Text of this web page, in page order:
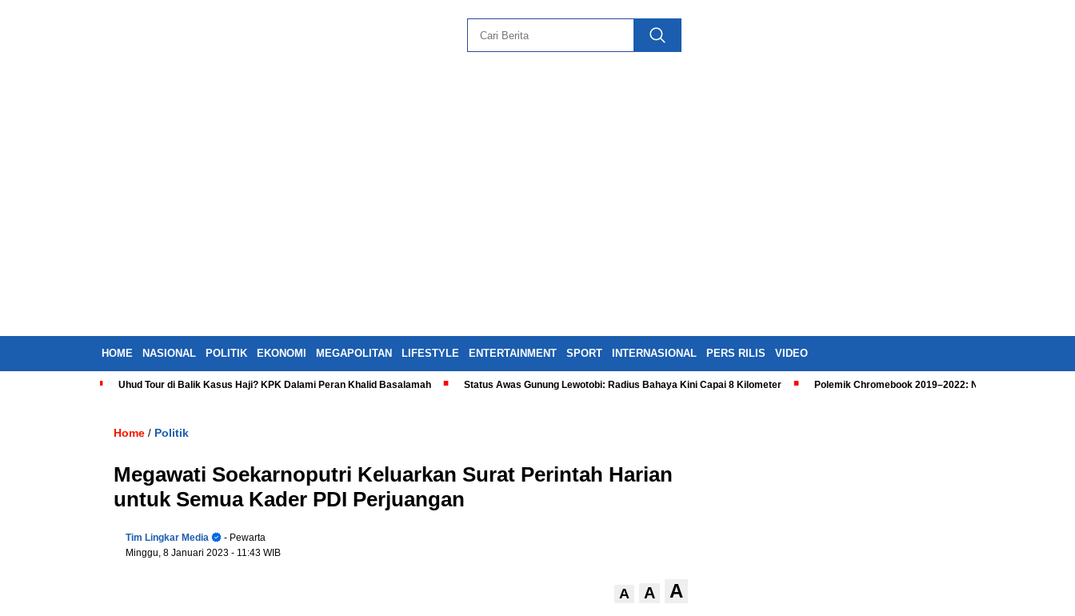
HOME NASIONAL POLITIK EKONOMI MEGAPOLITAN LIFESTYLE ENTERTAINMENT SPORT INTERNASIONAL PERS RILIS VIDEO
Uhud Tour di Balik Kasus Haji? KPK Dalami Peran Khalid Basalamah Status Awas Gunung Lewotobi: Radius Bahaya Kini Capai 8 Kilometer Polemik Chromebook 2019–2022: Nadiem Dipanggil,
Home / Politik
Megawati Soekarnoputri Keluarkan Surat Perintah Harian
untuk Semua Kader PDI Perjuangan
Tim Lingkar Media
- Pewarta
Minggu, 8 Januari 2023 - 11:43 WIB
A A A